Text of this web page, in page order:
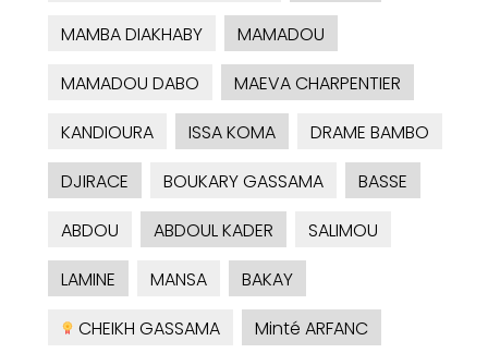
MAMBA DIAKHABY
MAMADOU
MAMADOU DABO
MAEVA CHARPENTIER
KANDIOURA
ISSA KOMA
DRAME BAMBO
DJIRACE
BOUKARY GASSAMA
BASSE
ABDOU
ABDOUL KADER
SALIMOU
LAMINE
MANSA
BAKAY
CHEIKH GASSAMA
Minté ARFANC